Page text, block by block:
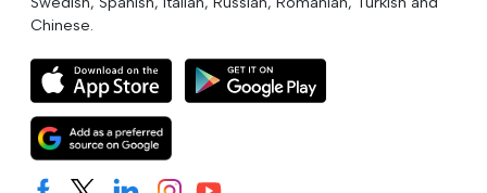
Chinese.